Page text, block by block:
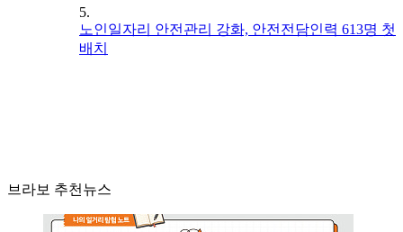
5.
노인일자리 안전관리 강화, 안전전담인력 613명 첫
배치
브라보 추천뉴스